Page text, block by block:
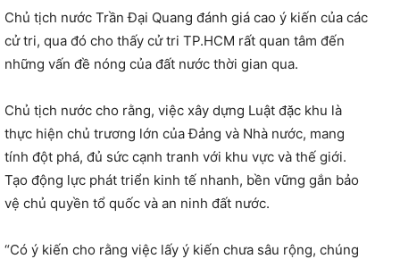
Chủ tịch nước Trần Đại Quang đánh giá cao ý kiến của các
cử tri, qua đó cho thấy cử tri TP.HCM rất quan tâm đến
những vấn đề nóng của đất nước thời gian qua.
Chủ tịch nước cho rằng, việc xây dựng Luật đặc khu là
thực hiện chủ trương lớn của Đảng và Nhà nước, mang
tính đột phá, đủ sức cạnh tranh với khu vực và thế giới.
Tạo động lực phát triển kinh tế nhanh, bền vững gắn bảo
vệ chủ quyền tổ quốc và an ninh đất nước.
“Có ý kiến cho rằng việc lấy ý kiến chưa sâu rộng, chúng